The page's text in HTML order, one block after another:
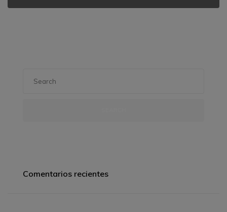
Comentarios recientes